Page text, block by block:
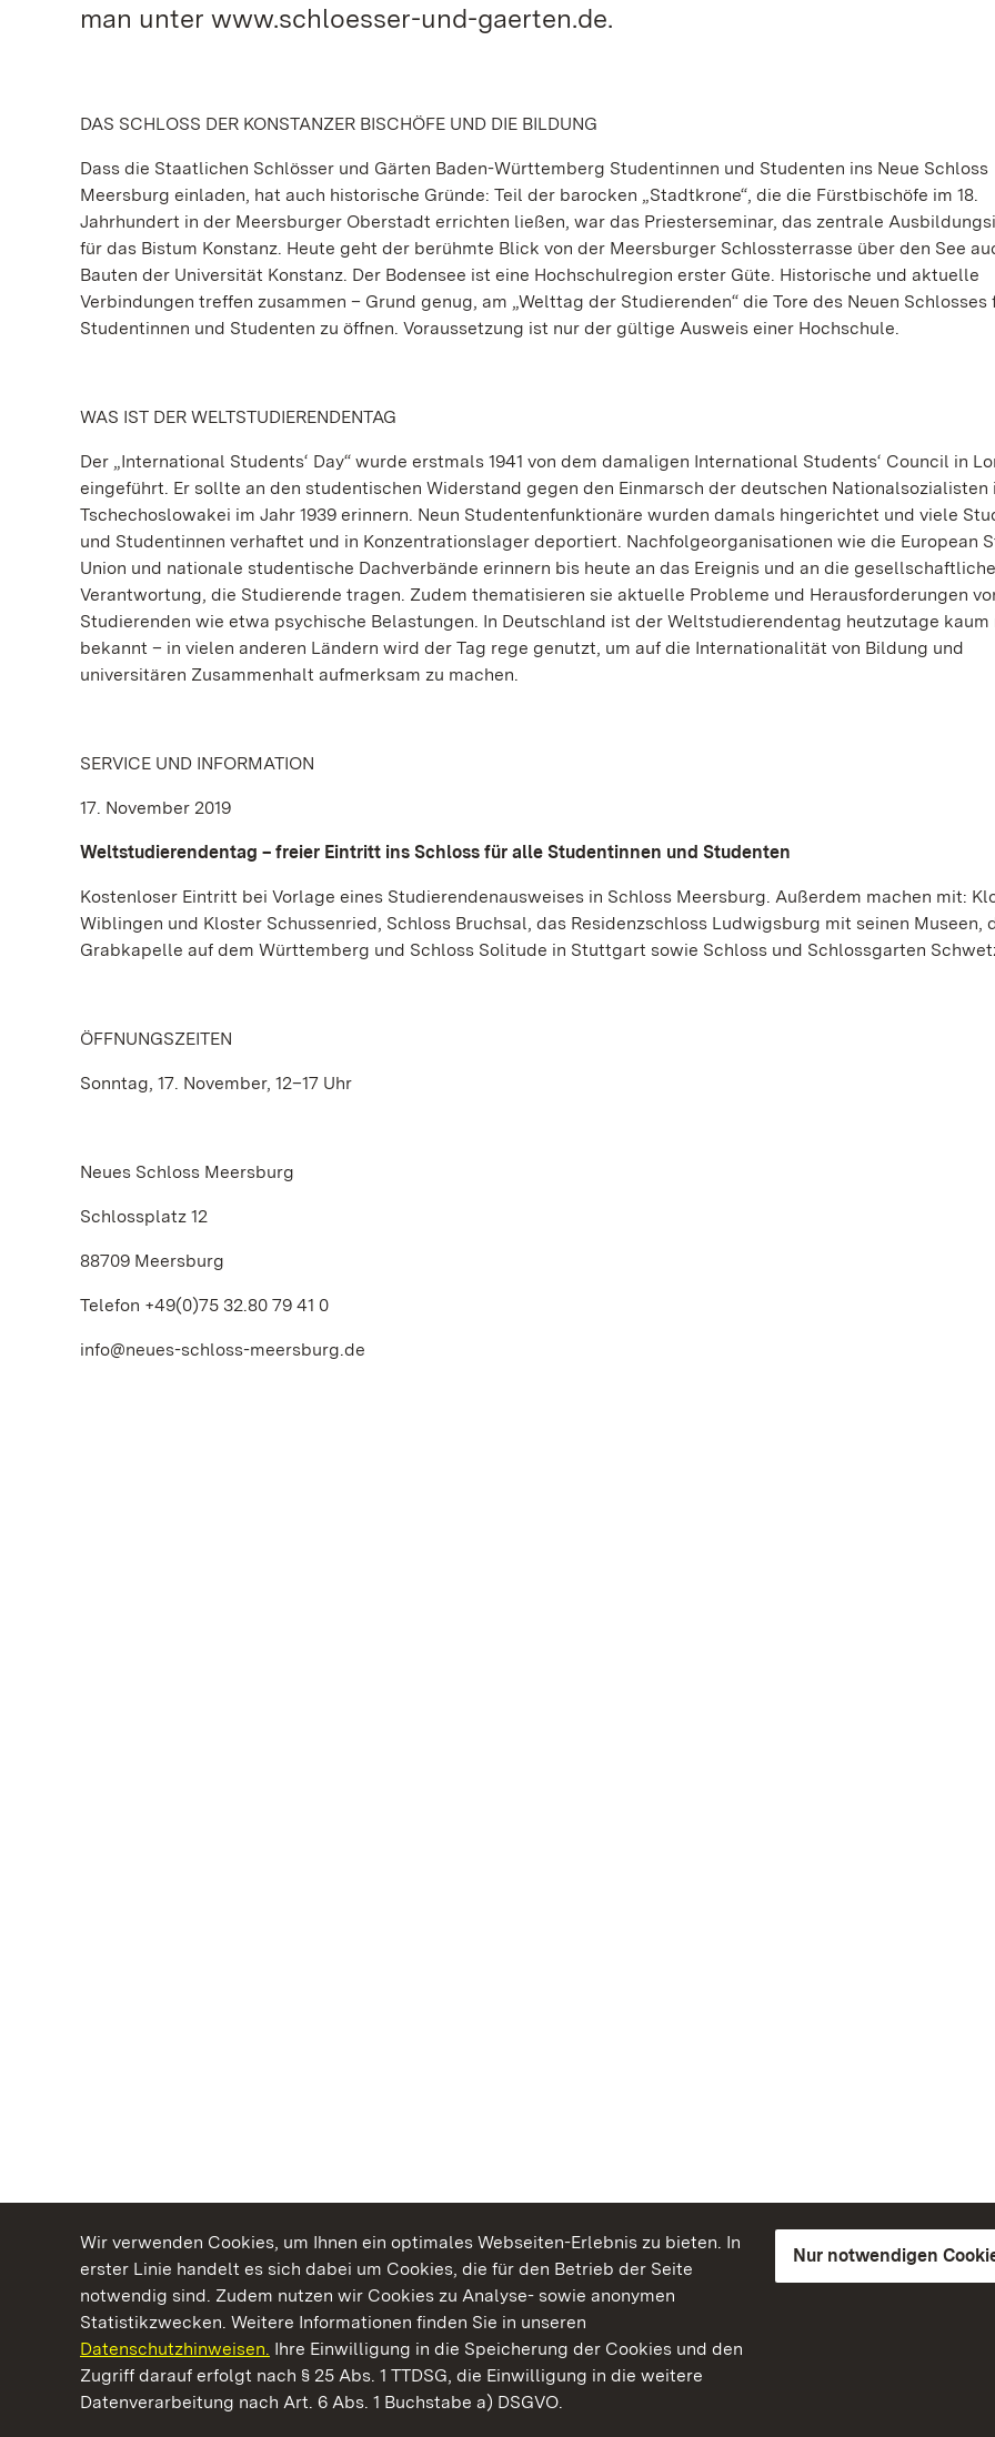
Wir verwenden Cookies, um Ihnen ein optimales Webseiten-Erlebnis zu bieten. In
erster Linie handelt es sich dabei um Cookies, die für den Betrieb der Seite
notwendig sind. Zudem nutzen wir Cookies zu Analyse- sowie anonymen
Statistikzwecken. Weitere Informationen finden Sie in unseren
Datenschutzhinweisen. Ihre Einwilligung in die Speicherung der Cookies und den
Zugriff darauf erfolgt nach § 25 Abs. 1 TTDSG, die Einwilligung in die weitere
Datenverarbeitung nach Art. 6 Abs. 1 Buchstabe a) DSGVO.
Nur notwendigen
man unter www.schloesser-und-gaerten.de.
DAS SCHLOSS DER KONSTANZER BISCHÖFE UND DIE BILDUNG
Dass die Staatlichen Schlösser und Gärten Baden-Württemberg Studentinnen und Studenten ins Neue Schloss
Meersburg einladen, hat auch historische Gründe: Teil der barocken „Stadtkrone“, die die Fürstbischöfe im 18.
Jahrhundert in der Meersburger Oberstadt errichten ließen, war das Priesterseminar, das zentrale
für das Bistum Konstanz. Heute geht der berühmte Blick von der Meersburger Schlossterrasse über den See
Bauten der Universität Konstanz. Der Bodensee ist eine Hochschulregion erster Güte. Historische und aktuelle
Verbindungen treffen zusammen – Grund genug, am „Welttag der Studierenden“ die Tore des Neuen Schlosses
Studentinnen und Studenten zu öffnen. Voraussetzung ist nur der gültige Ausweis einer Hochschule.
WAS IST DER WELTSTUDIERENDENTAG
Der „International Students‘ Day“ wurde erstmals 1941 von dem damaligen International Students‘ Council in
eingeführt. Er sollte an den studentischen Widerstand gegen den Einmarsch der deutschen Nationalsozialisten
Tschechoslowakei im Jahr 1939 erinnern. Neun Studentenfunktionäre wurden damals hingerichtet und viele
und Studentinnen verhaftet und in Konzentrationslager deportiert. Nachfolgeorganisationen wie die European
Union und nationale studentische Dachverbände erinnern bis heute an das Ereignis und an die gesellschaftliche
Verantwortung, die Studierende tragen. Zudem thematisieren sie aktuelle Probleme und Herausforderungen
Studierenden wie etwa psychische Belastungen. In Deutschland ist der Weltstudierendentag heutzutage kaum
bekannt – in vielen anderen Ländern wird der Tag rege genutzt, um auf die Internationalität von Bildung und
universitären Zusammenhalt aufmerksam zu machen.
SERVICE UND INFORMATION
17. November 2019
Weltstudierendentag – freier Eintritt ins Schloss für alle Studentinnen und Studenten
Kostenloser Eintritt bei Vorlage eines Studierendenausweises in Schloss Meersburg. Außerdem machen mit:
Wiblingen und Kloster Schussenried, Schloss Bruchsal, das Residenzschloss Ludwigsburg mit seinen Museen,
Grabkapelle auf dem Württemberg und Schloss Solitude in Stuttgart sowie Schloss und Schlossgarten
ÖFFNUNGSZEITEN
Sonntag, 17. November, 12–17 Uhr
Neues Schloss Meersburg
Schlossplatz 12
88709 Meersburg
Telefon +49(0)75 32.80 79 41 0
info@neues-schloss-meersburg.de
Kommen. Staunen. Genießen.